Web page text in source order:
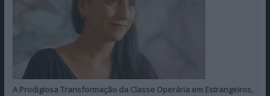
A Prodigiosa Transformação da Classe Operária em Estrangeiros,